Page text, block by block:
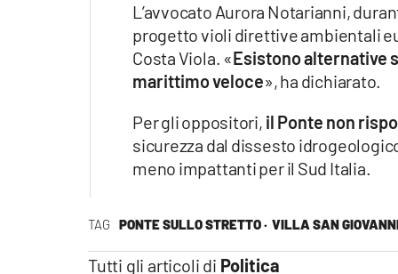
TAG PONTE SULLO STRETTO · VILLA SAN
Tutti gli articoli di Politica
L’avvocato Aurora Notarianni,
progetto violi direttive ambientali
Costa Viola. «Esistono alternative
marittimo veloce», ha dichiarato.
Per gli oppositori, il Ponte non
sicurezza dal dissesto
meno impattanti per il Sud Italia.